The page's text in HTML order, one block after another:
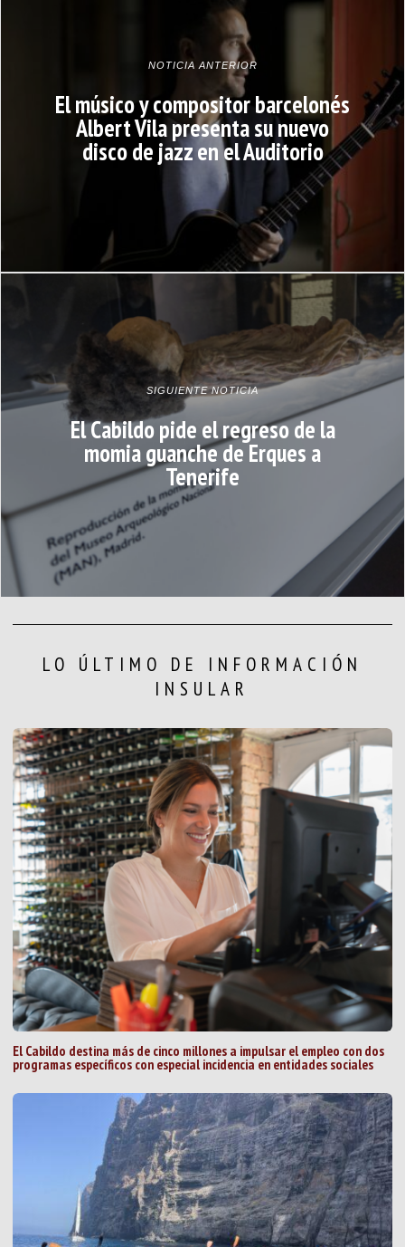
NOTICIA ANTERIOR
El músico y compositor barcelonés
Albert Vila presenta su nuevo
disco de jazz en el Auditorio
SIGUIENTE NOTICIA
El Cabildo pide el regreso de la
momia guanche de Erques a
Tenerife
LO ÚLTIMO DE INFORMACIÓN
INSULAR
El Cabildo destina más de cinco millones a impulsar el empleo con dos
programas específicos con especial incidencia en entidades sociales